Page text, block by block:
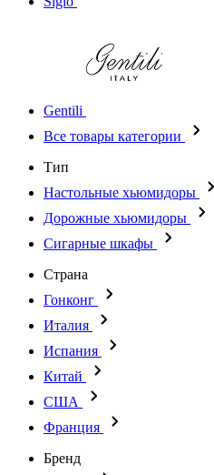
Gentili
Все товары категории
Тип
Настольные хьюмидоры
Дорожные хьюмидоры
Сигарные шкафы
Страна
Гонконг
Италия
Испания
Китай
США
Франция
Бренд